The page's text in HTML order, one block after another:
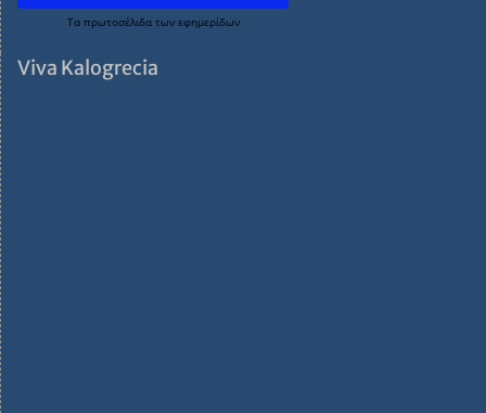
Τα πρωτοσέλιδα των εφημερίδων
Viva Kalogrecia